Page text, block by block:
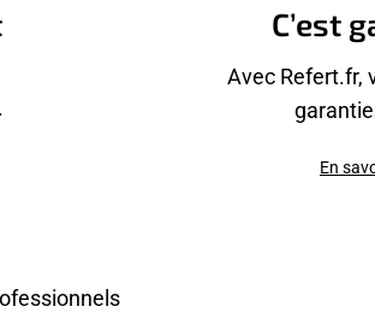
C’est
Avec Refert.fr,
En